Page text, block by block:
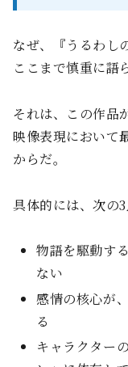
なぜ、『うるわし
ここまで慎重に語
それは、この作品が
映像表現において
からだ。
具体的には、次の3
物語を駆動す
ない
感情の核心が
る
キャラクター